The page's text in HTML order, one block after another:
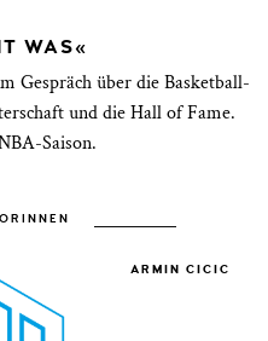
WAS«
Gespräch über die Basketball-
und die Hall of Fame.
Saison.
ARMIN CICIC